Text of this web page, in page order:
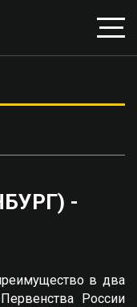
-
в два
России